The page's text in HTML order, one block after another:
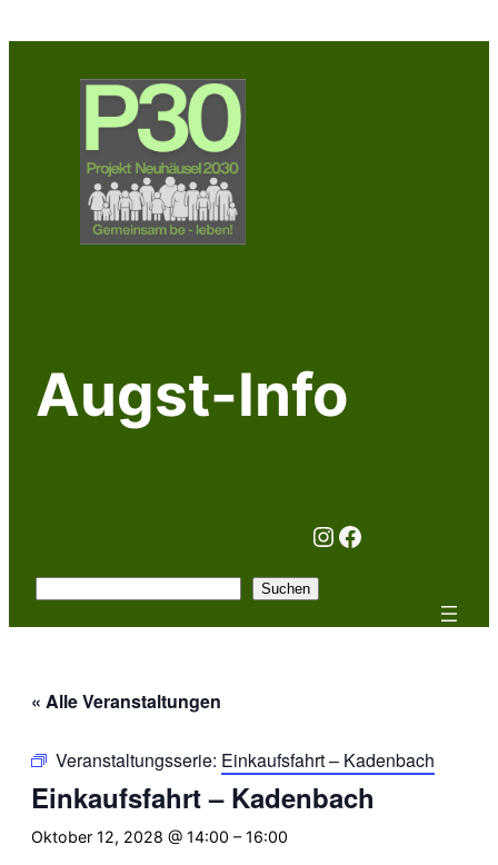
Augst-Info
Instagram
Facebook
Suchen
« Alle Veranstaltungen
Veranstaltungsserie: Einkaufsfahrt – Kadenbach
Einkaufsfahrt – Kadenbach
Oktober 12, 2028 @ 14:00 – 16:00